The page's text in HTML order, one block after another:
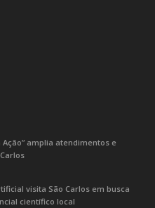
Ação” amplia atendimentos e
visita São Carlos em busca
científico local